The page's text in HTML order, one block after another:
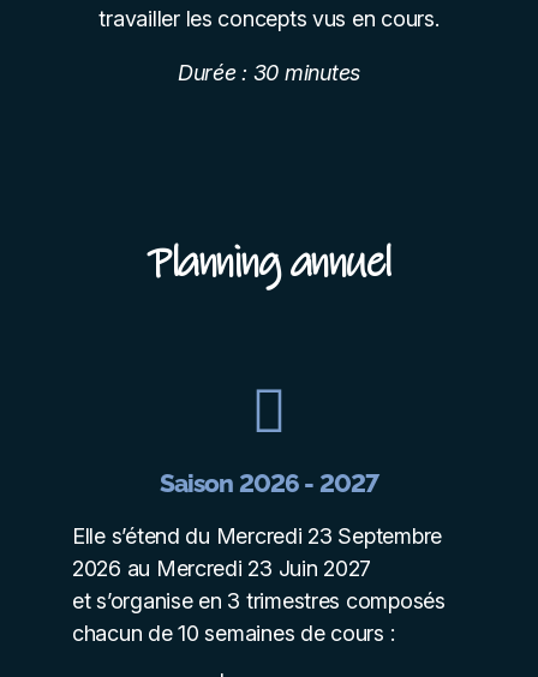
travailler les concepts vus en cours.
Durée : 30 minutes
Planning annuel
Saison 2026 - 2027
Elle s’étend du Mercredi 23 Septembre
2026 au Mercredi 23 Juin 2027
ets’organise en 3 trimestres composés
chacun de 10 semaines de cours :